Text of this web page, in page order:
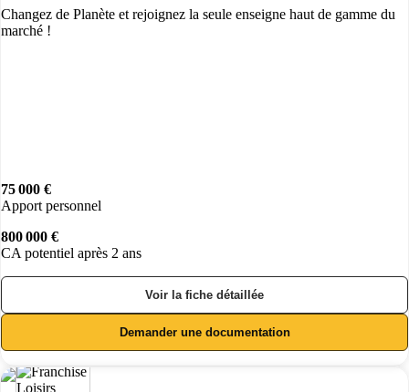
Changez de Planète et rejoignez la seule enseigne haut de gamme du
marché !
75 000 €
Apport personnel
800 000 €
CA potentiel après 2 ans
Voir la fiche détaillée
Demander une documentation